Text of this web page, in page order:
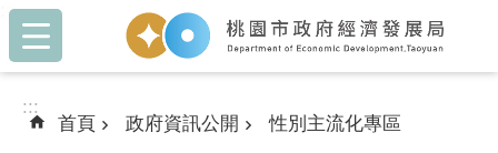
跳到主要內容區塊
:::
:::
首頁 政府資訊公開 性別主流化專區